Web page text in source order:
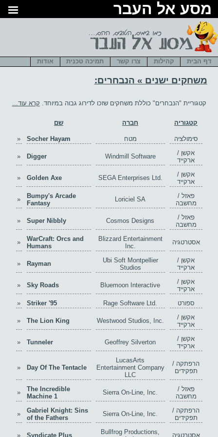
משחקים ישנים » הנבחרים:
קטגוריית "הנבחרים" כוללת משחקים שזכו לדירוג גבוה במיוחד. קרא עוד...
שם חברה קטגוריה
» Socher Hayam מטח סימולציה
» Digger Windmill Software
אקשן /
ארקייד
» Golden Axe SEGA Enterprises Ltd.
אקשן /
ארקייד
»
Bumpy's Arcade
Fantasy
Loriciel SA
פאזל /
מחשבה
» Super Nibbly Cosmos Designs
פאזל /
מחשבה
»
WarCraft: Orcs and
Humans
Blizzard Entertainment
Inc.
אסטרטגיה
» Rayman
Ubi Soft Montpellier
Studios
אקשן /
ארקייד
» Sky Roads Bluemoon Interactive
אקשן /
ארקייד
»
Striker '95 Rage Software Ltd. ספורט
» The Lion King Westwood Studios, Inc.
אקשן /
ארקייד
» Tunneler Geoffrey Silverton
אקשן /
ארקייד
» Day Of The Tentacle
LucasArts
Entertainment Company
LLC
הרפתקה /
תפקידים
»
The Incredible
Machine 1
Sierra On-Line, Inc.
פאזל /
מחשבה
»
Gabriel Knight: Sins
of the Fathers
Sierra On-Line, Inc.
הרפתקה /
תפקידים
» Syndicate Plus
Bullfrog Productions,
אסטרטגיה
אל העבר
דף הבית קהילות צרו קשר תמיכה טכנית אודות